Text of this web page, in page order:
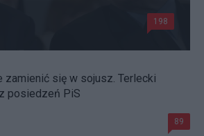
198
zamienić się w sojusz. Terlecki
posiedzeń PiS
89